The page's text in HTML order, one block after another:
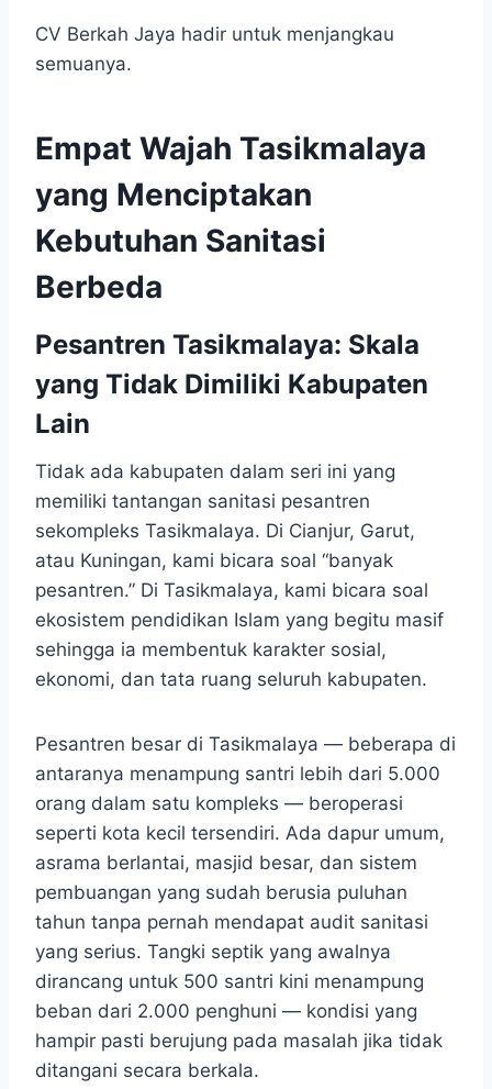
CV Berkah Jaya hadir untuk menjangkau
semuanya.
Empat Wajah Tasikmalaya
yang Menciptakan
Kebutuhan Sanitasi
Berbeda
Pesantren Tasikmalaya: Skala
yang Tidak Dimiliki Kabupaten
Lain
Tidak ada kabupaten dalam seri ini yang
memiliki tantangan sanitasi pesantren
sekompleks Tasikmalaya. Di Cianjur, Garut,
atau Kuningan, kami bicara soal “banyak
pesantren.” Di Tasikmalaya, kami bicara soal
ekosistem pendidikan Islam yang begitu masif
sehingga ia membentuk karakter sosial,
ekonomi, dan tata ruang seluruh kabupaten.
Pesantren besar di Tasikmalaya — beberapa di
antaranya menampung santri lebih dari 5.000
orang dalam satu kompleks — beroperasi
seperti kota kecil tersendiri. Ada dapur umum,
asrama berlantai, masjid besar, dan sistem
pembuangan yang sudah berusia puluhan
tahun tanpa pernah mendapat audit sanitasi
yang serius. Tangki septik yang awalnya
dirancang untuk 500 santri kini menampung
beban dari 2.000 penghuni — kondisi yang
hampir pasti berujung pada masalah jika tidak
ditangani secara berkala.